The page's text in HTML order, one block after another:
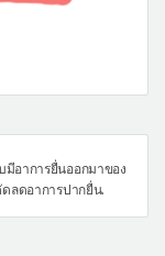
อาการยื่นออกมาของ
ลดอาการปากยื่น.